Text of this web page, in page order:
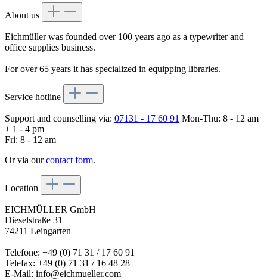
About us
Eichmüller was founded over 100 years ago as a typewriter and
office supplies business.
For over 65 years it has specialized in equipping libraries.
Service hotline
Support and counselling via: 07131 - 17 60 91 Mon-Thu: 8 - 12 am
+ 1 - 4 pm
Fri: 8 - 12 am
Or via ourcontact form.
Location
EICHMÜLLER GmbH
Dieselstraße 31
74211 Leingarten
Telefone: +49 (0) 71 31 / 17 60 91
Telefax: +49 (0) 71 31 / 16 48 28
E-Mail: info@eichmueller.com